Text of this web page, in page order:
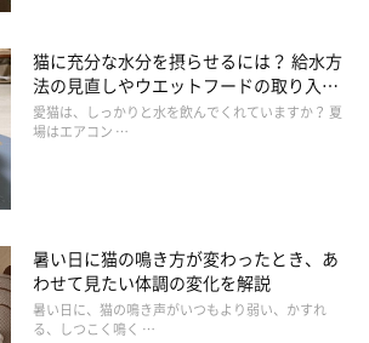
猫に充分な水分を摂らせるには？ 給水方
法の見直しやウエットフードの取り入れ
方を解説
愛猫は、しっかりと水を飲んでくれていますか？ 夏
場はエアコン …
暑い日に猫の鳴き方が変わったとき、あ
わせて見たい体調の変化を解説
暑い日に、猫の鳴き声がいつもより弱い、かすれ
る、しつこく鳴く …